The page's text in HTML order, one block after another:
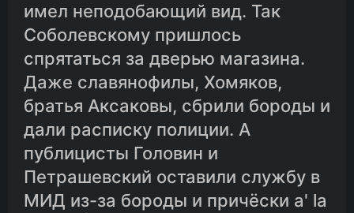
имел неподобающий вид. Так
Соболевскому пришлось
спрятаться за дверью магазина.
Даже славянофилы, Хомяков,
братья Аксаковы, сбрили бороды и
дали расписку полиции. А
публицисты Головин и
Петрашевский оставили службу в
МИД из-за бороды и причёски a' la